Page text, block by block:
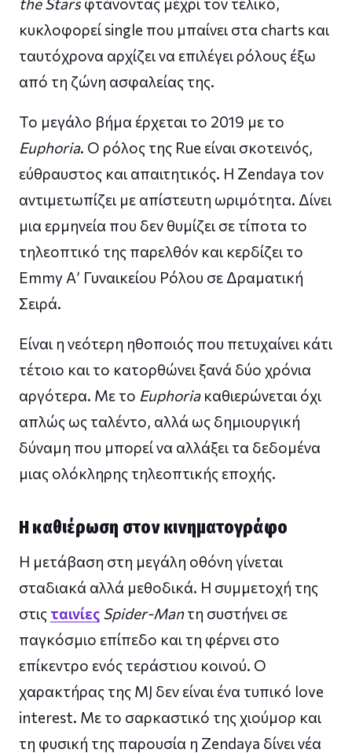
κυκλοφορεί single που μπαίνει στα charts και
ταυτόχρονα αρχίζει να επιλέγει ρόλους έξω
από τη ζώνη ασφαλείας της.
Το μεγάλο βήμα έρχεται το 2019 με το
Euphoria. Ο ρόλος της Rue είναι σκοτεινός,
εύθραυστος και απαιτητικός. Η Zendaya τον
αντιμετωπίζει με απίστευτη ωριμότητα. Δίνει
μια ερμηνεία που δεν θυμίζει σε τίποτα το
τηλεοπτικό της παρελθόν και κερδίζει το
Emmy Α’ Γυναικείου Ρόλου σε Δραματική
Σειρά.
Είναι η νεότερη ηθοποιός που πετυχαίνει κάτι
τέτοιο και το κατορθώνει ξανά δύο χρόνια
αργότερα. Με το Euphoriaκαθιερώνεται όχι
απλώς ως ταλέντο, αλλά ως δημιουργική
δύναμη που μπορεί να αλλάξει τα δεδομένα
μιας ολόκληρης τηλεοπτικής εποχής.
Η καθιέρωση στον κινηματογράφο
Η μετάβαση στη μεγάλη οθόνη γίνεται
σταδιακά αλλά μεθοδικά. Η συμμετοχή της
στις ταινίες Spider-Manτη συστήνει σε
παγκόσμιο επίπεδο και τη φέρνει στο
επίκεντρο ενός τεράστιου κοινού. Ο
χαρακτήρας της MJ δεν είναι ένα τυπικό love
interest. Με το σαρκαστικό της χιούμορ και
τη φυσική της παρουσία η Zendaya δίνει νέα